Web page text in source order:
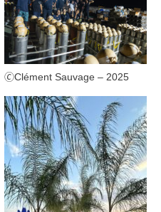
🄫Clément Sauvage – 2025